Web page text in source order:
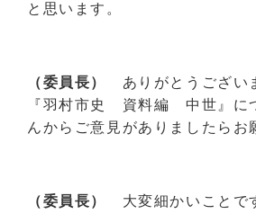
と思います。
（委員長） ありがとうござい
『羽村市史 資料編 中世』に
んからご意見がありましたらお
（委員長） 大変細かいことで